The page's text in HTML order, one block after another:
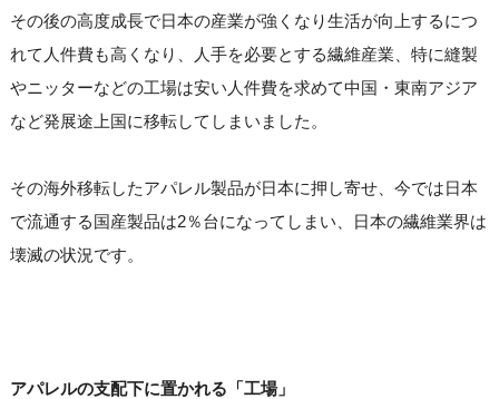
その後の高度成長で日本の産業が強くなり生活が向上するにつ
れて人件費も高くなり、人手を必要とする繊維産業、特に縫製
やニッターなどの工場は安い人件費を求めて中国・東南アジア
など発展途上国に移転してしまいました。
その海外移転したアパレル製品が日本に押し寄せ、今では日本
で流通する国産製品は2％台になってしまい、日本の繊維業界は
壊滅の状況です。
アパレルの支配下に置かれる「工場」